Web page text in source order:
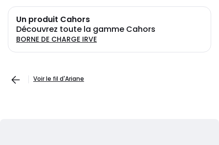
Un produit Cahors
Découvrez toute la gamme Cahors
BORNE DE CHARGE IRVE
Voir le fil d'Ariane